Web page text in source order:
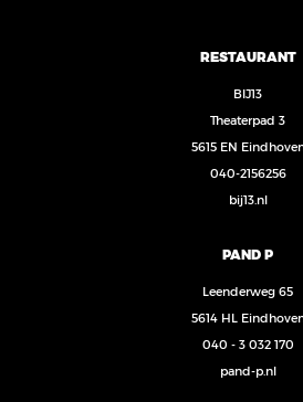
RESTAURANT
BIJ13
Theaterpad 3
5615 EN
040-2156256
bij13.nl
PAND P
Leenderweg 65
5614 HL
040 - 3 032 170
pand-p.nl